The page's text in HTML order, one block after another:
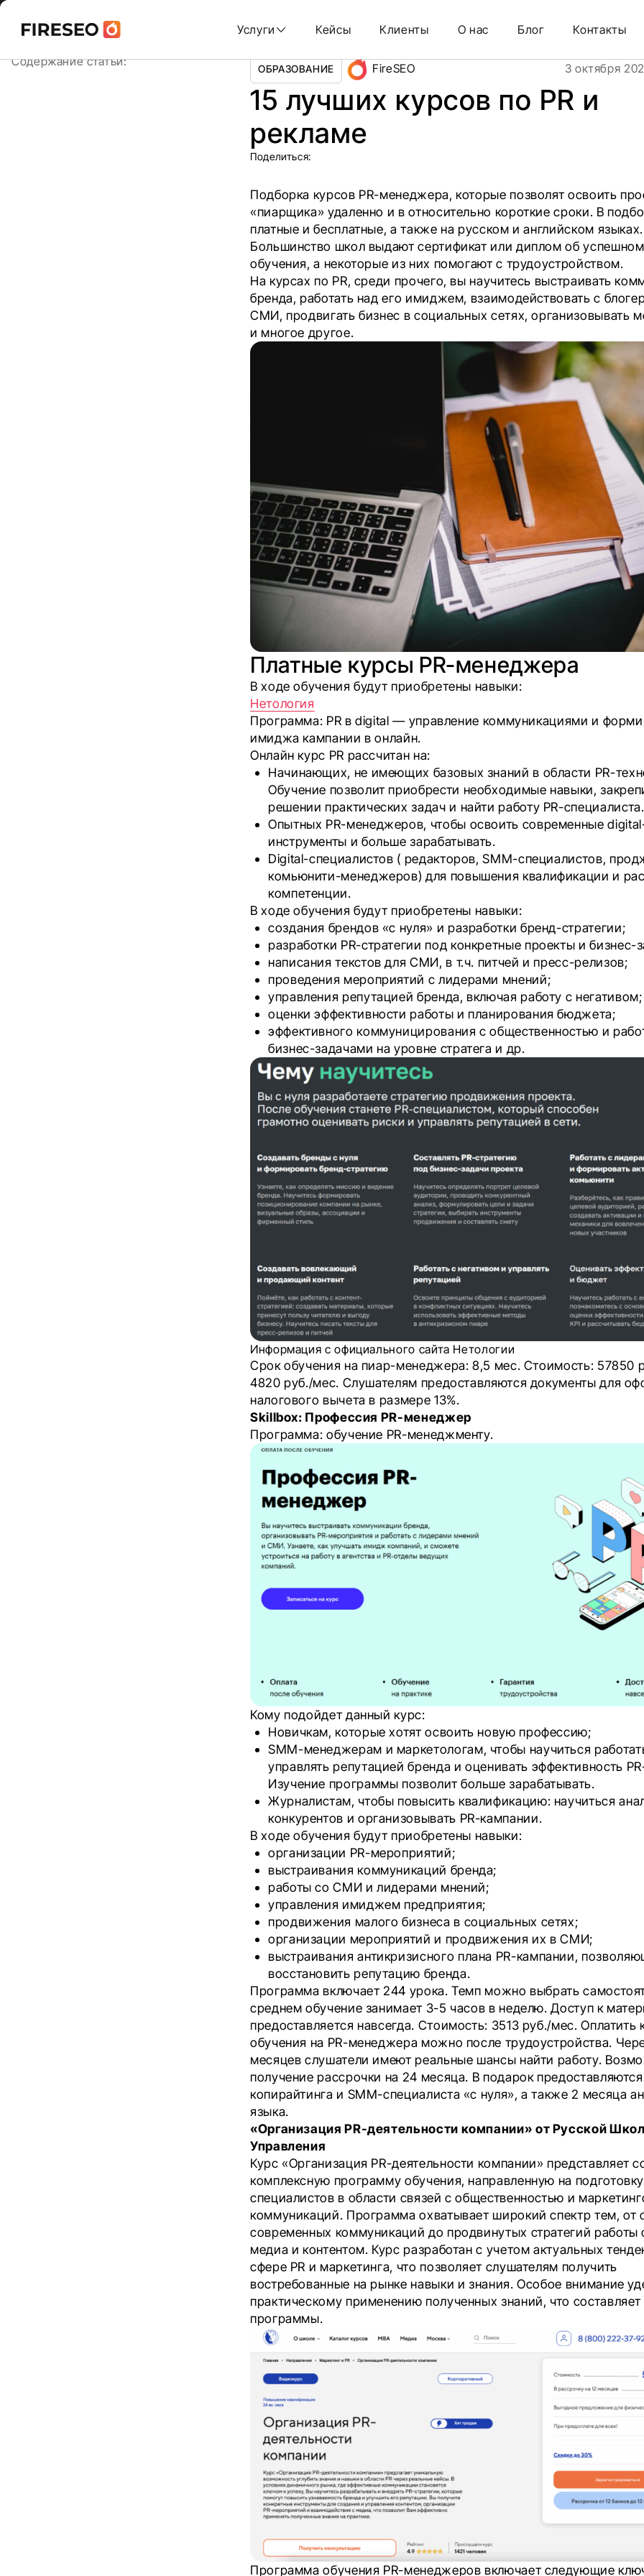
Skip
content
Услуги Кейсы Клиенты О нас Блог Контакты
Ссылки
хлебных
Ссылки
хлебных
Содержание статьи: ОБРАЗОВАНИЕ FireSEO 3 октября
15 лучших курсов по PR и
рекламе
Поделиться:
Подборка курсов PR-менеджера, которые позволят освоить
«пиарщика» удаленно и в относительно короткие сроки. В
платные и бесплатные, а также на русском и английском языках.
Большинство школ выдают сертификат или диплом об
обучения, а некоторые из них помогают с трудоустройством.
На курсах по PR, среди прочего, вы научитесь выстраивать
бренда, работать над его имиджем, взаимодействовать с
СМИ, продвигать бизнес в социальных сетях, организовывать
и многое другое.
Платные курсы PR-менеджера
В ходе обучения будут приобретены навыки:
Нетология
Программа: PR в digital — управление коммуникациями и
имиджа кампании в онлайн.
Онлайн курс PR рассчитан на:
Начинающих, не имеющих базовых знаний в области PR-
Обучение позволит приобрести необходимые навыки,
решении практических задач и найти работу PR-специалиста.
Опытных PR-менеджеров, чтобы освоить современные
инструменты и больше зарабатывать.
Digital-специалистов ( редакторов, SMM-специалистов,
комьюнити-менеджеров) для повышения квалификации и
компетенции.
В ходе обучения будут приобретены навыки:
создания брендов «с нуля» и разработки бренд-стратегии;
разработки PR-стратегии под конкретные проекты и бизнес-
написания текстов для СМИ, в т.ч. питчей и пресс-релизов;
проведения мероприятий с лидерами мнений;
управления репутацией бренда, включая работу с негативом;
оценки эффективности работы и планирования бюджета;
эффективного коммуницирования с общественностью и
бизнес-задачами на уровне стратега и др.
Информация с официального сайта Нетологии
Срок обучения на пиар-менеджера: 8,5 мес. Стоимость: 57850
4820 руб./мес. Слушателям предоставляются документы для
налогового вычета в размере 13%.
Skillbox: Профессия PR-менеджер
Программа: обучение PR-менеджменту.
Кому подойдет данный курс:
Новичкам, которые хотят освоить новую профессию;
SMM-менеджерам и маркетологам, чтобы научиться
управлять репутацией бренда и оценивать эффективность
Изучение программы позволит больше зарабатывать.
Журналистам, чтобы повысить квалификацию: научиться
конкурентов и организовывать PR-кампании.
В ходе обучения будут приобретены навыки:
организации PR-мероприятий;
выстраивания коммуникаций бренда;
работы со СМИ и лидерами мнений;
управления имиджем предприятия;
продвижения малого бизнеса в социальных сетях;
организации мероприятий и продвижения их в СМИ;
выстраивания антикризисного плана PR-кампании,
восстановить репутацию бренда.
Программа включает 244 урока. Темп можно выбрать
среднем обучение занимает 3-5 часов в неделю. Доступ к
предоставляется навсегда. Стоимость: 3513 руб./мес. Оплатить
обучения на PR-менеджера можно после трудоустройства.
месяцев слушатели имеют реальные шансы найти работу.
получение рассрочки на 24 месяца. В подарок
копирайтинга и SMM-специалиста «с нуля», а также 2 месяца
языка.
«Организация PR-деятельности компании» от Русской
Управления
Курс «Организация PR-деятельности компании» представляет
комплексную программу обучения, направленную на подготовку
специалистов в области связей с общественностью и
коммуникаций. Программа охватывает широкий спектр тем, от
современных коммуникаций до продвинутых стратегий
медиа и контентом. Курс разработан с учетом актуальных
сфере PR и маркетинга, что позволяет слушателям получить
востребованные на рынке навыки и знания. Особое внимание
практическому применению полученных знаний, что составляет
программы.
Программа обучения PR-менеджеров включает следующие